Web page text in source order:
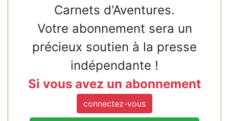
Carnets d'Aventures.
Votre abonnement sera un
précieux soutien à la presse
indépendante !
Si vous avez un abonnement
connectez-vous